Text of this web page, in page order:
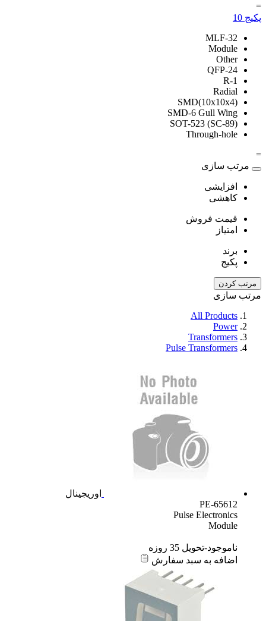
=
پکیج 10
MLF-32
Module
Other
QFP-24
R-1
Radial
SMD(10x10x4)
SMD-6 Gull Wing
SOT-523 (SC-89)
Through-hole
=
مرتب سازی
افزایشی
کاهشی
قیمت فروش
امتیاز
برند
پکیج
مرتب کردن
مرتب سازی
All Products
Power
Transformers
Pulse Transformers
اوریجینال
PE-65612
Pulse Electronics
Module
ناموجود-تحویل 35 روزه
اضافه به سبد سفارش